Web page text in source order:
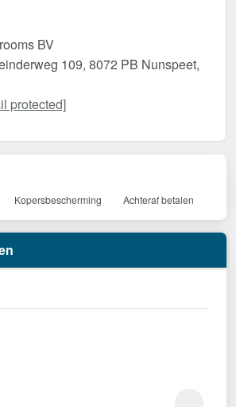
BV
109, 8072 PB Nunspeet,
protected]
Kopersbescherming Achteraf betalen